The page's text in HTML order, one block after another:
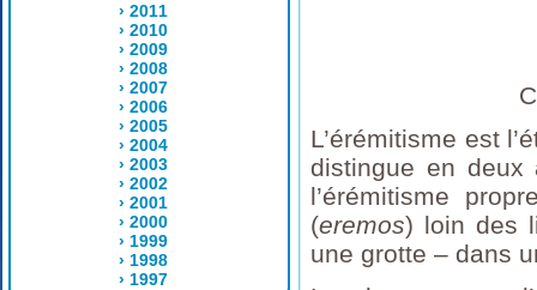
› 2011
› 2010
› 2009
› 2008
› 2007
› 2006
› 2005
› 2004
› 2003
› 2002
› 2001
› 2000
› 1999
› 1998
› 1997
L’érémitisme est
distingue en
l’érémitisme
(eremos) loin des
une grotte – dans